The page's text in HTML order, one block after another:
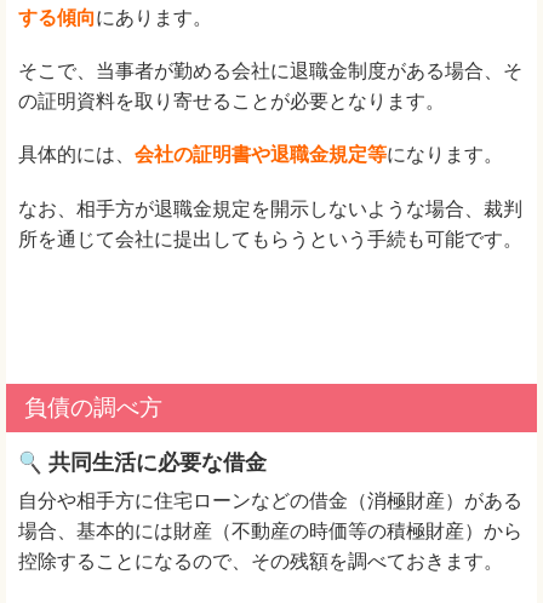
する傾向にあります。
そこで、当事者が勤める会社に退職金制度がある場合、そ
の証明資料を取り寄せることが必要となります。
具体的には、 会社の証明書や退職金規定等になります。
なお、相手方が退職金規定を開示しないような場合、裁判
所を通じて会社に提出してもらうという手続も可能です。
負債の調べ方
共同生活に必要な借金
自分や相手方に住宅ローンなどの借金（消極財産）がある
場合、基本的には財産（不動産の時価等の積極財産）から
控除することになるので、その残額を調べておきます。